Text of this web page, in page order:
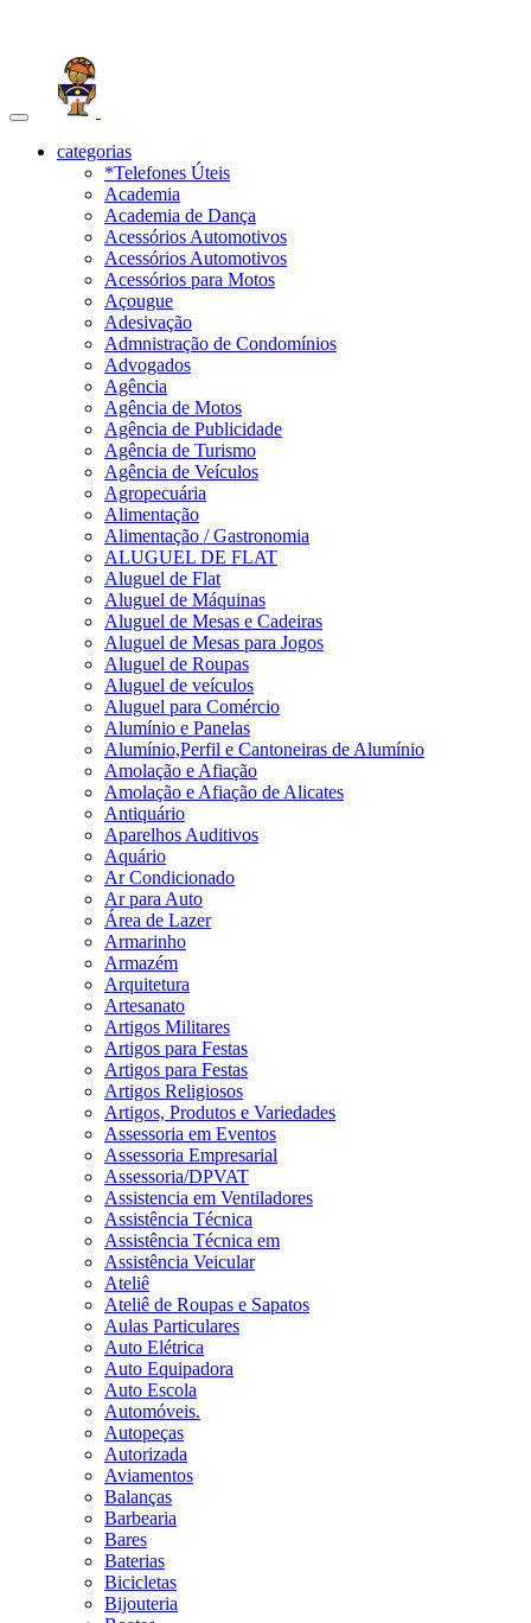
Toggle
navigationcategorias
*Telefones Úteis
Academia
Academia de Dança
Acessórios Automotivos
Acessórios Automotivos
Acessórios para Motos
Açougue
Adesivação
Admnistração de Condomínios
Advogados
Agência
Agência de Motos
Agência de Publicidade
Agência de Turismo
Agência de Veículos
Agropecuária
Alimentação
Alimentação / Gastronomia
ALUGUEL DE FLAT
Aluguel de Flat
Aluguel de Máquinas
Aluguel de Mesas e Cadeiras
Aluguel de Mesas para Jogos
Aluguel de Roupas
Aluguel de veículos
Aluguel para Comércio
Alumínio e Panelas
Alumínio,Perfil e Cantoneiras de Alumínio
Amolação e Afiação
Amolação e Afiação de Alicates
Antiquário
Aparelhos Auditivos
Aquário
Ar Condicionado
Ar para Auto
Área de Lazer
Armarinho
Armazém
Arquitetura
Artesanato
Artigos Militares
Artigos para Festas
Artigos para Festas
Artigos Religiosos
Artigos, Produtos e Variedades
Assessoria em Eventos
Assessoria Empresarial
Assessoria/DPVAT
Assistencia em Ventiladores
Assistência Técnica
Assistência Técnica em
Assistência Veicular
Ateliê
Ateliê de Roupas e Sapatos
Aulas Particulares
Auto Elétrica
Auto Equipadora
Auto Escola
Automóveis.
Autopeças
Autorizada
Aviamentos
Balanças
Barbearia
Bares
Baterias
Bicicletas
Bijouteria